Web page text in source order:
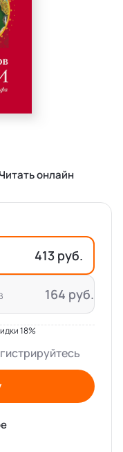
Читать онлайн
413 руб.
164 руб.
18%